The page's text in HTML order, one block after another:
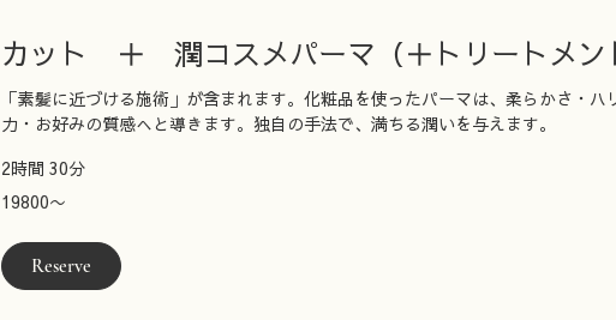
カット ＋ 潤コスメパーマ（＋トリートメン
「素髪に近づける施術」が含まれます。化粧品を使ったパーマは、柔らかさ・ハ
力・お好みの質感へと導きます。独自の手法で、満ちる潤いを与えます。
2時間 30分
19800〜
Reserve